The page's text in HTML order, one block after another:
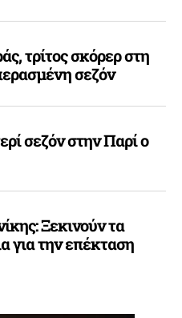
τρίτος σκόρερ στη
σεζόν
σεζόν στην Παρί ο
Ξεκινούν τα
για την επέκταση